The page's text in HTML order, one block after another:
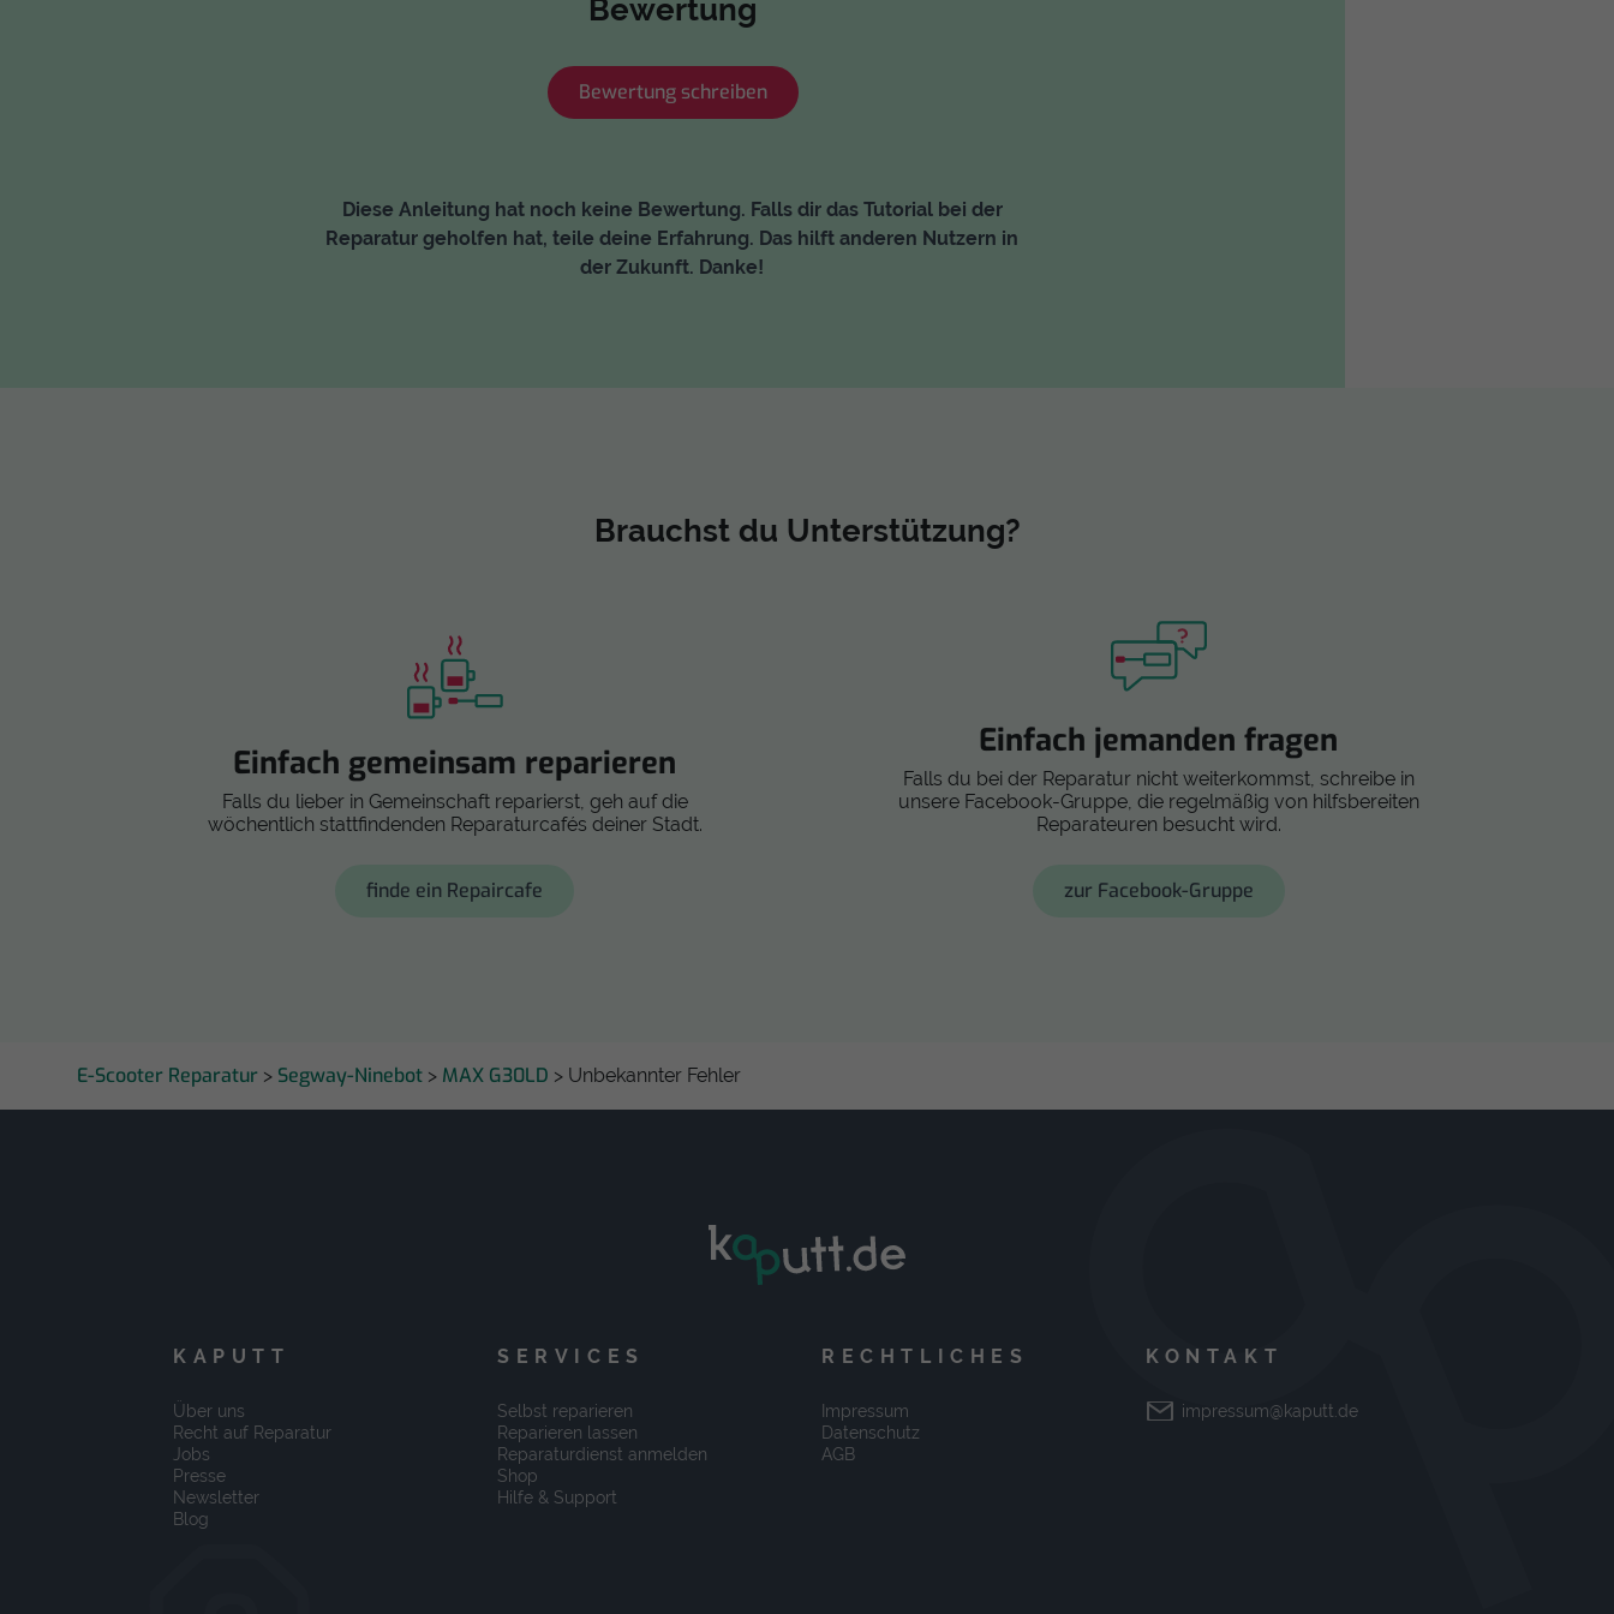
Bewertung
Bewertung schreiben
Diese Anleitung hat noch keine Bewertung. Falls dir das Tutorial bei der
Reparatur geholfen hat, teile deine Erfahrung. Das hilft anderen Nutzern in
der Zukunft. Danke!
Brauchst du Unterstützung?
Einfach gemeinsam reparieren
Falls du lieber in Gemeinschaft reparierst, geh auf die
wöchentlich stattfindenden Reparaturcafés deiner Stadt.
finde ein Repaircafe
Einfach jemanden fragen
Falls du bei der Reparatur nicht weiterkommst, schreibe in
unsere Facebook-Gruppe, die regelmäßig von hilfsbereiten
Reparateuren besucht wird.
zur Facebook-Gruppe
E-Scooter Reparatur > Segway-Ninebot > MAX G30LD > Unbekannter Fehler
KAPUTT
Über uns
Recht auf Reparatur
Jobs
Presse
Newsletter
Blog
SERVICES
Selbst reparieren
Reparieren lassen
Reparaturdienst anmelden
Shop
Hilfe & Support
RECHTLICHES
Impressum
Datenschutz
AGB
KONTAKT
impressum@kaputt.de